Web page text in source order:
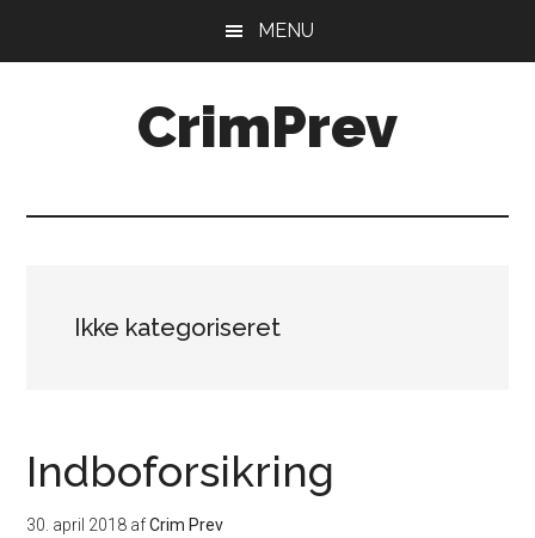
MENU
CrimPrev
Ikke kategoriseret
Indboforsikring
30. april 2018 afCrim Prev